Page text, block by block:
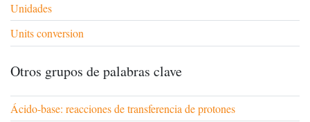
Unidades
Units conversion
Otros grupos de palabras clave
Ácido-base: reacciones de transferencia de protones